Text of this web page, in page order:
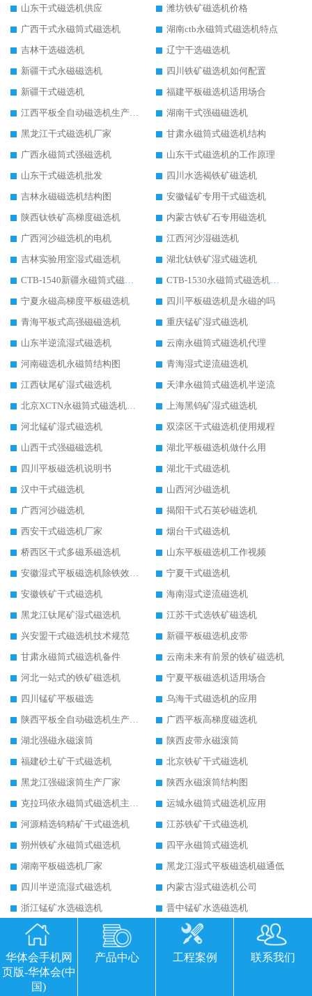
山东干式磁选机供应
潍坊铁矿磁选机价格
广西干式永磁筒式磁选机
湖南ctb永磁筒式磁选机特点
吉林干选磁选机
辽宁干选磁选机
新疆干式永磁磁选机
四川铁矿磁选机如何配置
新疆干式磁选机
福建平板磁选机适用场合
江西平板全自动磁选机生产厂家
湖南干式强磁磁选机
黑龙江干式磁选机厂家
甘肃永磁筒式磁选机结构
广西永磁筒式强磁选机
山东干式磁选机的工作原理
山东干式磁选机批发
四川水选褐铁矿磁选机
吉林永磁磁选机结构图
安徽锰矿专用干式磁选机
陕西钛铁矿高梯度磁选机
内蒙古铁矿石专用磁选机
广西河沙磁选机的电机
江西河沙湿磁选机
吉林实验用室湿式磁选机
湖北钛铁矿湿式磁选机
CTB-1540新疆永磁筒式磁选机
CTB-1530永磁筒式磁选机代理商
宁夏永磁高梯度平板磁选机
四川平板磁选机是永磁的吗
青海平板式高强磁磁选机
重庆锰矿湿式磁选机
山东半逆流湿式磁选机
云南永磁筒式磁选机代理
河南磁选机永磁筒结构图
青海湿式逆流磁选机
江西钛尾矿湿式磁选机
天津永磁筒式磁选机半逆流
北京XCTN永磁筒式磁选机磁块位置
上海黑钨矿湿式磁选机
河北锰矿湿式磁选机
双滦区干式磁选机使用规程
山西干式强磁磁选机
湖北平板磁选机做什么用
四川平板磁选机说明书
湖北干式磁选机
汉中干式磁选机
山西河沙磁选机
广西河沙磁选机
揭阳干式石英砂磁选机
西安干式磁选机厂家
烟台干式磁选机
桥西区干式多磁系磁选机
山东平板磁选机工作视频
安徽湿式平板磁选机除铁效果怎么样
宁夏干式磁选机
安徽铁矿干式磁选机
海南湿式逆流磁选机
黑龙江钛尾矿湿式磁选机
江苏干式选铁矿磁选机
兴安盟干式磁选机技术规范
新疆平板磁选机皮带
甘肃永磁筒式磁选机备件
云南未来有前景的铁矿磁选机
河北一站式的铁矿磁选机
宁夏平板磁选机适用场合
四川锰矿平板磁选
乌海干式磁选机的应用
陕西平板全自动磁选机生产厂家
广西平板高梯度磁选机
湖北强磁永磁滚筒
陕西皮带永磁滚筒
福建砂土矿干式磁选机
北京铁矿干式磁选机
黑龙江强磁滚筒生产厂家
陕西永磁滚筒结构图
克拉玛依永磁筒式磁选机主要技术参数
运城永磁筒式磁选机应用
河源精选钨精矿干式磁选机
江苏铁矿干式磁选机
朔州铁矿永磁筒式磁选机
四平永磁筒式磁选机
湖南平板磁选机厂家
黑龙江湿式平板磁选机磁通低
四川半逆流湿式磁选机
内蒙古湿式磁选机公司
浙江锰矿水选磁选机
晋中锰矿水选磁选机
包头干式磁选机
江西干式强磁磁选机
四川湿式磁选机报价
广西湿式逆流磁选机
潍坊平板磁选机厂家
云南高强磁磁选机厂家
华体会手机网
页版-华体会(中
国)
产品中心 工程案例 联系我们